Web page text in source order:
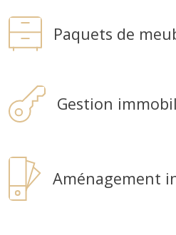
Paquets de
Gestion
Aménagement